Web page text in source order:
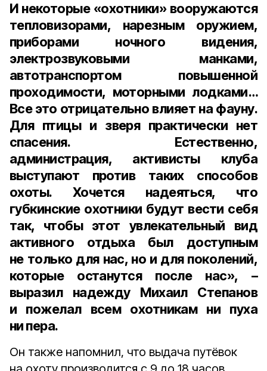
И некоторые «охотники» вооружаются
тепловизорами, нарезным оружием,
приборами ночного видения,
электрозвуковыми манками,
автотранспортом повышенной
проходимости, моторными лодками…
Все это отрицательно влияет на фауну.
Для птицы и зверя практически нет
спасения. Естественно,
администрация, активисты клуба
выступают против таких способов
охоты. Хочется надеяться, что
губкинские охотники будут вести себя
так, чтобы этот увлекательный вид
активного отдыха был доступным
не только для нас, но и для поколений,
которые останутся после нас», –
выразил надежду Михаил Степанов
и пожелал всем охотникам ни пуха
ни пера.
Он также напомнил, что выдача путёвок